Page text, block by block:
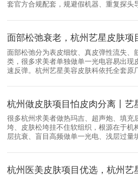
套官方合规配套，规避假机器、重复探头
面部松弛衰老，杭州艺星皮肤项
面部松弛分为表皮细纹、真皮弹性流失、
类，很多求美者单独做单一光电容易出现
速反弹。杭州艺星美容皮肤科依托全套原
杭州做皮肤项目怕皮肉分离丨艺
很多杭州求美者做热玛吉、超声炮、填充
垮、皮肤松垮挂不住软组织，根源在于机
层抗衰、盲目高频做单一光电、浅层过量
杭州医美皮肤项目优选，杭州艺